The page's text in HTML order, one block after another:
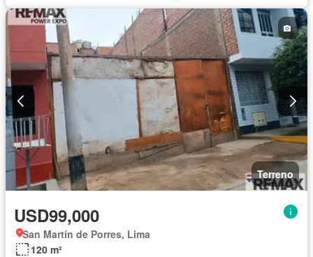
Terreno
USD99,000
San Martín de Porres, Lima
120 m²